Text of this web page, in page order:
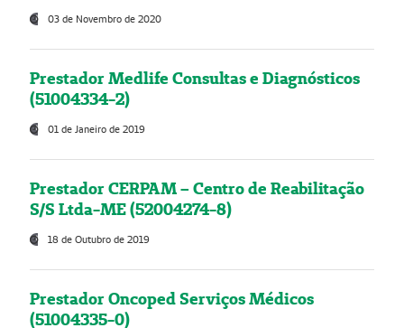
03 de Novembro de 2020
Prestador Medlife Consultas e Diagnósticos
(51004334-2)
01 de Janeiro de 2019
Prestador CERPAM – Centro de Reabilitação
S/S Ltda-ME (52004274-8)
18 de Outubro de 2019
Prestador Oncoped Serviços Médicos
(51004335-0)